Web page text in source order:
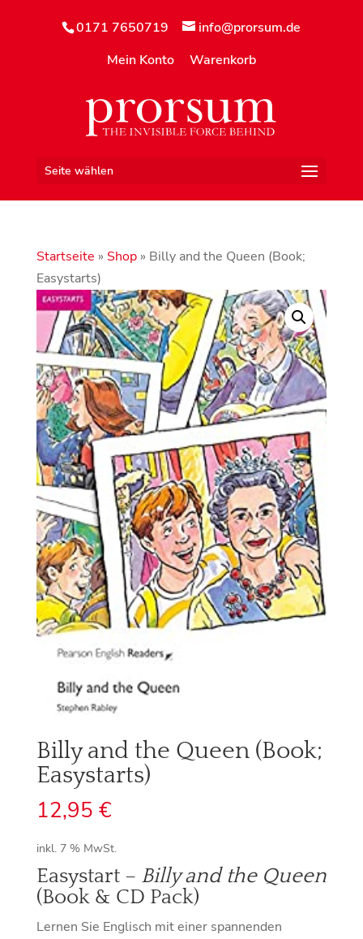
0171 7650719
info@prorsum.de
Mein Konto
Warenkorb
Seite wählen
Startseite » Shop» Billy and the Queen (Book;
Easystarts)
Billy and the Queen (Book;
Easystarts)
12,95 €
inkl. 7 % MwSt.
Easystart – Billy and the Queen
(Book & CD Pack)
Lernen Sie Englisch mit einer spannenden